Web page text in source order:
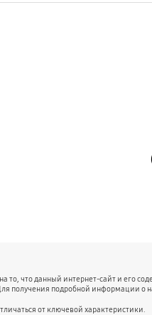
что данный интернет-сайт и его
получения подробной информации о
от ключевой характеристики.